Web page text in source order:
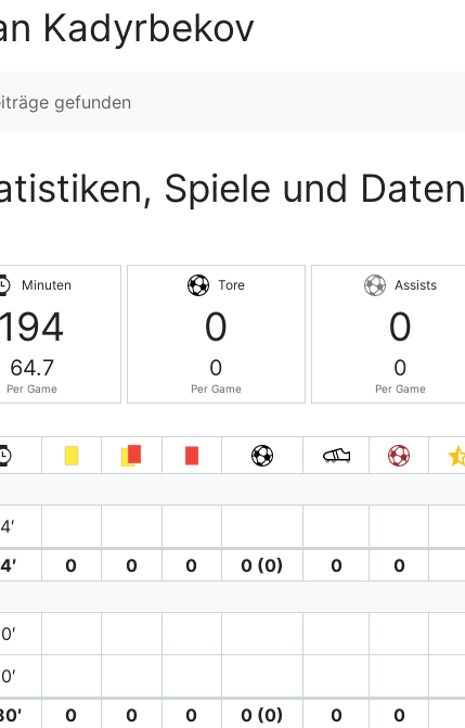
Kadyrbekov
gefunden
Spiele und Daten
Minuten
194
64.7
Per Game
Tore
0
0
Per Game
Assists
0
0
Per Game
0 0 0 0 (0) 0 0
0 0 0 0 (0) 0 0